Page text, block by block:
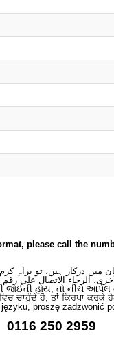
please call the
میں درکار ہیں، تو براہِ
الرجاء الاتصال على
જોઈતી હોય, તો નીચે આપેલ
ਚਾਹੁੰਦੇ ਹੋ, ਤਾਂ ਕਿਰਪਾ ਕਰਕੇ
proszę zadzwonić
0116 250 2959